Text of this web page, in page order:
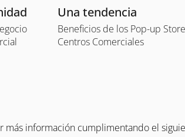
Una tendencia
Beneficios de los Pop-up
Centros Comerciales
más información cumplimentando el